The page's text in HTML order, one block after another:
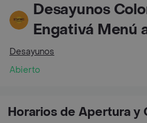
Desayunos
Engativá Menú
Desayunos
Abierto
Horarios de Apertura y